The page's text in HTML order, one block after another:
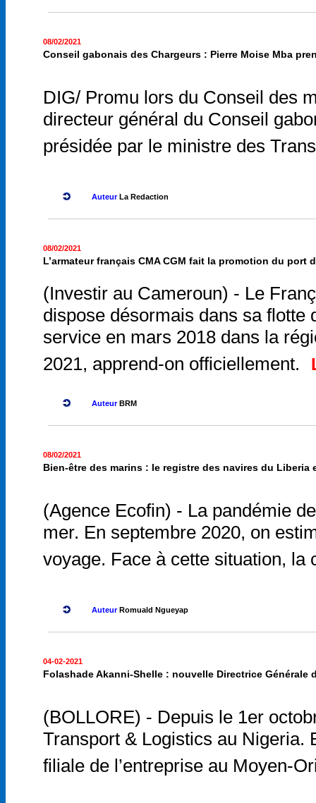
08/02/2021
Conseil gabonais des Chargeurs : Pierre Moise Mba
DIG/ Promu lors du Conseil des
directeur général du Conseil
présidée par le ministre des
AuteurLa Redaction
08/02/2021
L’armateur français CMA CGM fait la promotion du
(Investir au Cameroun) - Le
dispose désormais dans sa flotte
service en mars 2018 dans la
2021, apprend-on officiellement.
AuteurBRM
08/02/2021
Bien-être des marins : le registre des navires du Liberia
(Agence Ecofin) - La pandémie
mer. En septembre 2020, on
voyage. Face à cette situation,
AuteurRomuald Ngueyap
04-02-2021
Folashade Akanni-Shelle : nouvelle Directrice
(BOLLORE) - Depuis le 1er
Transport & Logistics au Nigeria.
filiale de l’entreprise au Moyen-